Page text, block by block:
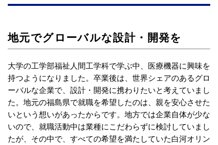
地元でグローバルな設計・開発を
大学の工学部福祉人間工学科で学ぶ中、医療機器に興味を
持つようになりました。卒業後は、世界シェアのあるグロ
ーバルな企業で、設計・開発に携わりたいと考えていまし
た。地元の福島県で就職を希望したのは、親を安心させた
いという想いがあったからです。地方では企業自体が少な
いので、就職活動中は業種にこだわらずに検討していまし
たが、その中で、すべての希望を満たしていた白河オリン